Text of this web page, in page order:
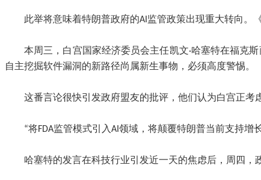
此举将意味着特朗普政府的AI监管政策出现重大转向。
本周三，白宫国家经济委员会主任凯文·哈塞特在福克
自主挖掘软件漏洞的新路径尚属新生事物，必须高度警惕。
这番言论很快引发政府盟友的批评，他们认为白宫正考
“将FDA监管模式引入AI领域，将颠覆特朗普当前支持增
哈塞特的发言在科技行业引发近一天的焦虑后，周四，